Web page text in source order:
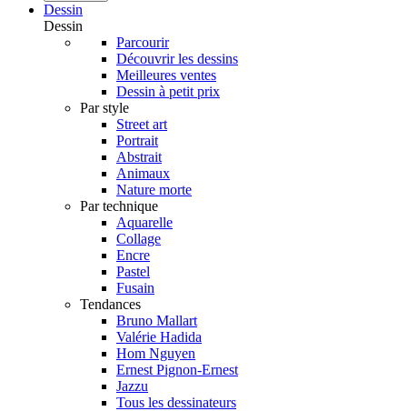
Dessin
Dessin
Parcourir
Découvrir les dessins
Meilleures ventes
Dessin à petit prix
Par style
Street art
Portrait
Abstrait
Animaux
Nature morte
Par technique
Aquarelle
Collage
Encre
Pastel
Fusain
Tendances
Bruno Mallart
Valérie Hadida
Hom Nguyen
Ernest Pignon-Ernest
Jazzu
Tous les dessinateurs